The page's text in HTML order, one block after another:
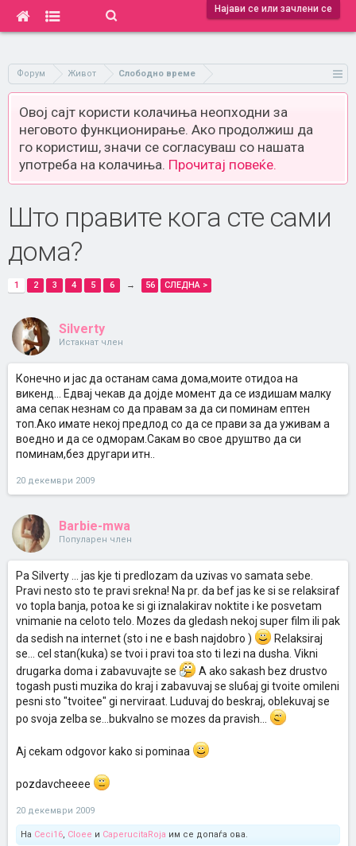
Најави се или зачлени се
Форум Живот Слободно време
Овој сајт користи колачиња неопходни за
неговото функционирање. Ако продолжиш да
го користиш, значи се согласуваш со нашата
употреба на колачиња. Прочитај повеќе.
Што правите кога сте сами
дома?
1 2 3 4 5 6 → 56 СЛЕДНА >
Silverty
Истакнат член
Конечно и јас да останам сама дома,моите отидоа на
викенд... Едвај чекав да дојде момент да се издишам малку
ама сепак незнам со да правам за да си поминам ептен
топ.Ако имате некој предлод со да се прави за да уживам а
воедно и да се одморам.Сакам во свое друштво да си
поминам,без другари итн..
20 декември 2009
Barbie-mwa
Популарен член
Pa Silverty ... jas kje ti predlozam da uzivas vo samata sebe.
Pravi nesto sto te pravi srekna! Na pr. da bef jas ke si se relaksiraf
vo topla banja, potoa ke si gi iznalakirav noktite i ke posvetam
vnimanie na celoto telo. Mozes da gledash nekoj super film ili pak
da sedish na internet (sto i ne e bash najdobro )
Relaksiraj
se... cel stan(kuka) se tvoi i pravi toa sto ti lezi na dusha. Vikni
drugarka doma i zabavuvajte se
A ako sakash bez drustvo
togash pusti muzika do kraj i zabavuvaj se slu6aj gi tvoite omileni
pesni sto "tvoitee" gi nerviraat. Luduvaj do beskraj, oblekuvaj se
po svoja zelba se...bukvalno se mozes da pravish...
Aj cekam odgovor kako si pominaa
pozdavcheeee
20 декември 2009
На Ceci16, Cloee и CaperucitaRoja им се допаѓа ова.